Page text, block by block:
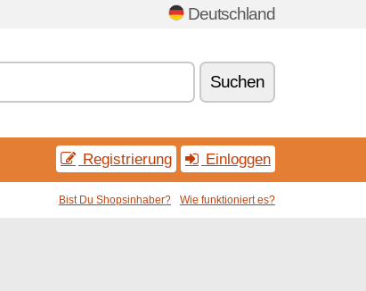
Deutschland
Suchen
Registrierung Einloggen
Bist Du Shopsinhaber? Wie funktioniert es?